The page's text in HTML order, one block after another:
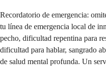
Recordatorio de emergencia:
tu línea de emergencia local de
pecho, dificultad repentina para
dificultad para hablar, sangrado
de salud mental profunda. Un